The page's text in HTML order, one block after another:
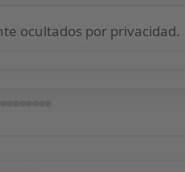
ocultados por privacidad.